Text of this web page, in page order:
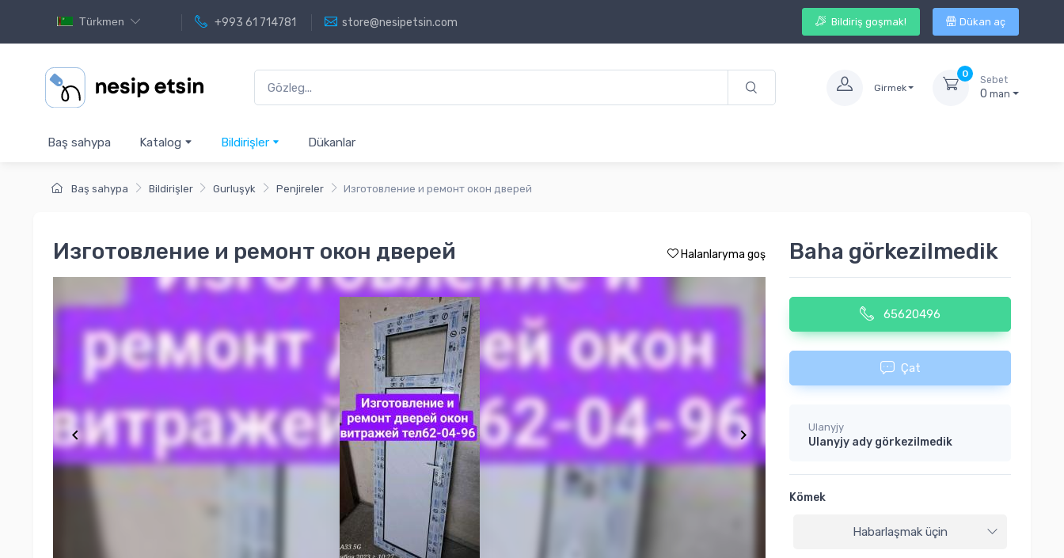
Türkmen +993 61 714781 store@nesipetsin.com Bildiriş goşmak! Dükan aç
Girmek
0
Sebet
0man
Baş sahypa Katalog Bildirişler Dükanlar
Baş sahypa Bildirişler Gurluşyk Penjireler Изготовление и ремонт окон дверей
Изготовление и ремонт окон дверей Halanlaryma goş Baha görkezilmedik
65620496
Çat
Ulanyjy
Ulanyjy ady görkezilmedik
Kömek
Habarlaşmak üçin